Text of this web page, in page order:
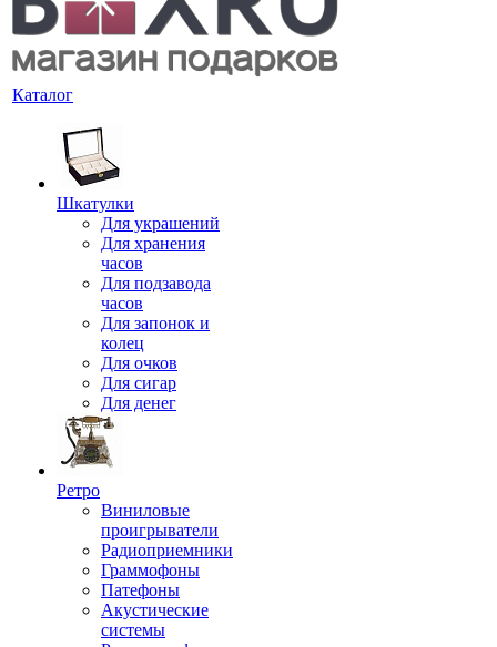
Каталог
Шкатулки
Для украшений
Для хранения
часов
Для подзавода
часов
Для запонок и
колец
Для очков
Для сигар
Для денег
Ретро
Виниловые
проигрыватели
Радиоприемники
Граммофоны
Патефоны
Акустические
системы